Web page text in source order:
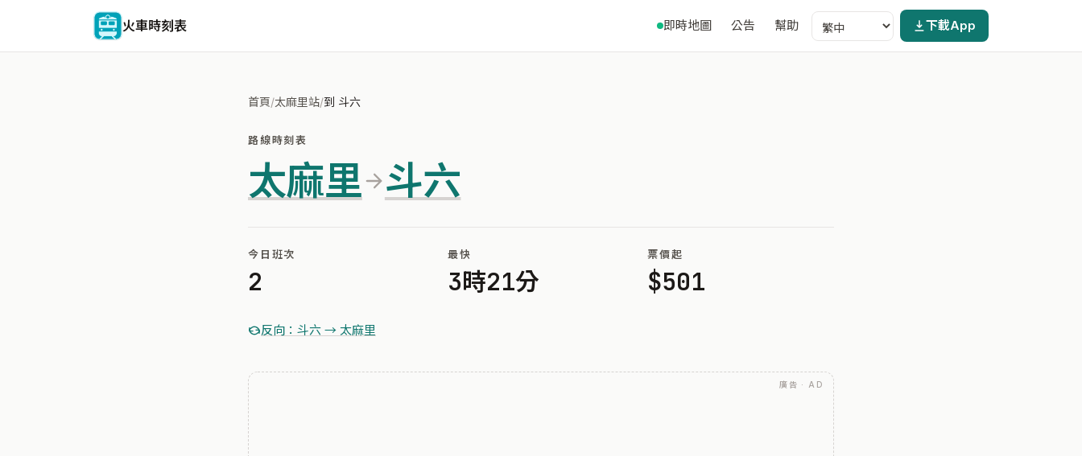
火車時刻表 即時地圖 公告 幫助 下載App
首頁/太麻里站/到 斗六
路線時刻表
太麻里 斗六
今日班次
2
最快
3時21分
票價起
$501
反向：斗六 → 太麻里
廣告 · AD